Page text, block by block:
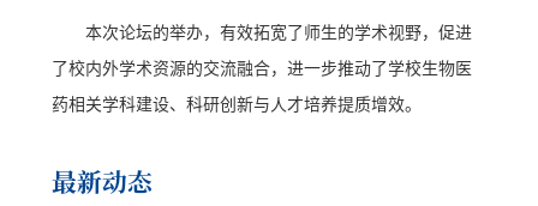
本次论坛的举办，有效拓宽了师生的学术视野，促进
了校内外学术资源的交流融合，进一步推动了学校生物医
药相关学科建设、科研创新与人才培养提质增效。
最新动态